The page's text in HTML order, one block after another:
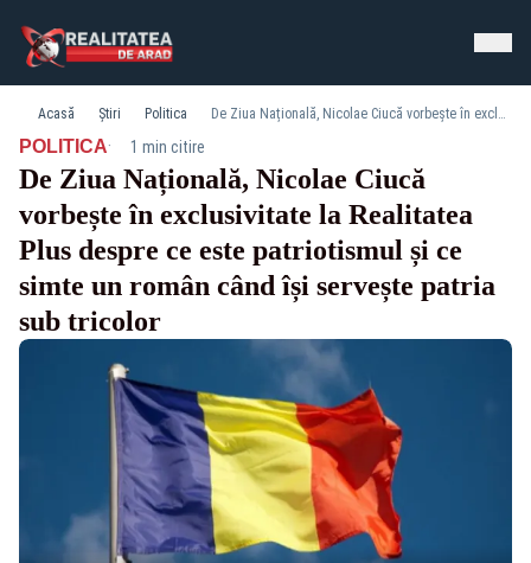
Acasă Știri Politica De Ziua Națională, Nicolae Ciucă vorbește în exclusivitate la Realitatea Plus despre ce este patriotismul și ce simte un român când își servește patria sub tricolor
POLITICA· 1 min citire
De Ziua Națională, Nicolae Ciucă
vorbește în exclusivitate la Realitatea
Plus despre ce este patriotismul și ce
simte un român când își servește patria
sub tricolor